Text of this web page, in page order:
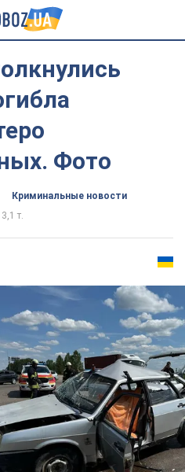
Фото
Криминальные новости
3,1 т.